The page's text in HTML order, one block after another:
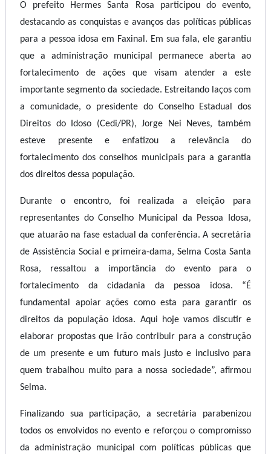
O prefeito Hermes Santa Rosa participou do evento,
destacando as conquistas e avanços das políticas públicas
para a pessoa idosa em Faxinal. Em sua fala, ele garantiu
que a administração municipal permanece aberta ao
fortalecimento de ações que visam atender a este
importante segmento da sociedade. Estreitando laços com
a comunidade, o presidente do Conselho Estadual dos
Direitos do Idoso (Cedi/PR), Jorge Nei Neves, também
esteve presente e enfatizou a relevância do
fortalecimento dos conselhos municipais para a garantia
dos direitos dessa população.
Durante o encontro, foi realizada a eleição para
representantes do Conselho Municipal da Pessoa Idosa,
que atuarão na fase estadual da conferência. A secretária
de Assistência Social e primeira-dama, Selma Costa Santa
Rosa, ressaltou a importância do evento para o
fortalecimento da cidadania da pessoa idosa. “É
fundamental apoiar ações como esta para garantir os
direitos da população idosa. Aqui hoje vamos discutir e
elaborar propostas que irão contribuir para a construção
de um presente e um futuro mais justo e inclusivo para
quem trabalhou muito para a nossa sociedade”, afirmou
Selma.
Finalizando sua participação, a secretária parabenizou
todos os envolvidos no evento e reforçou o compromisso
da administração municipal com políticas públicas que